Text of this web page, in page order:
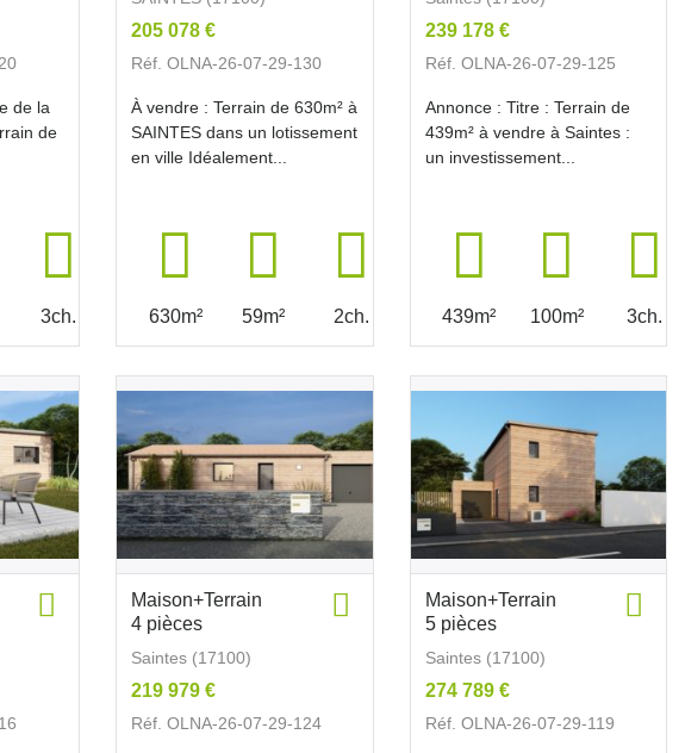
de la
de
3ch.
205 078 €
Réf. OLNA-26-07-29-130
À vendre : Terrain de 630m² à
SAINTES dans un lotissement
en ville Idéalement...
630m² 59m² 2ch.
239 178 €
Réf. OLNA-26-07-29-125
Annonce : Titre : Terrain de
439m² à vendre à Saintes :
un investissement...
439m² 100m² 3ch.
Maison+Terrain
4 pièces
Saintes (17100)
219 979 €
Réf. OLNA-26-07-29-124
Maison+Terrain
5 pièces
Saintes (17100)
274 789 €
Réf. OLNA-26-07-29-119